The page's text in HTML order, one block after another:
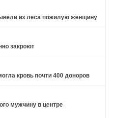
из леса пожилую женщину
закроют
кровь почти 400 доноров
мужчину в центре